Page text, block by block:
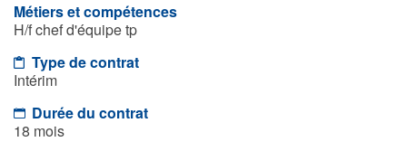
Métiers et compétences
H/f chef d'équipe tp
Type de contrat
Intérim
Durée du contrat
18 mois